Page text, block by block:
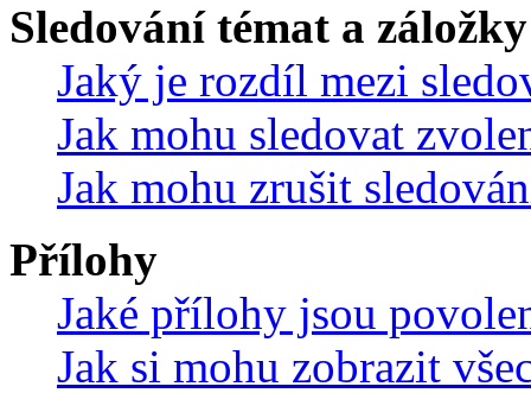
Sledování témat a záložky
Jaký je rozdíl mezi
Jak mohu sledovat
Jak mohu zrušit
Přílohy
Jaké přílohy jsou
Jak si mohu zobrazit